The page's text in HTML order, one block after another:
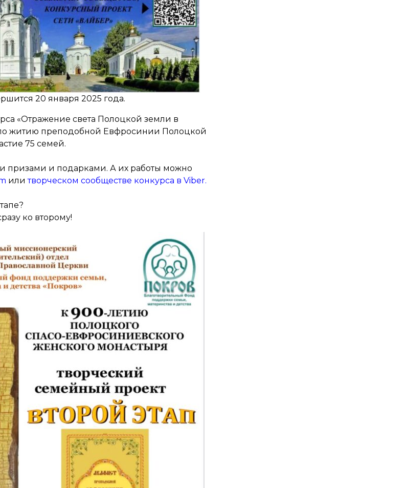
20 января 2025 года.
«Отражение света Полоцкой земли в
житию преподобной Евфросинии Полоцкой
75 семей.
призами и подарками. А их работы можно
илитворческом сообществе конкурса в Viber.
ко второму!